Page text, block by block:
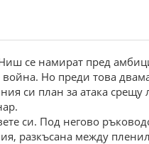
се намират пред
Но преди това
си план за атака
си. Под негово
разкъсана между